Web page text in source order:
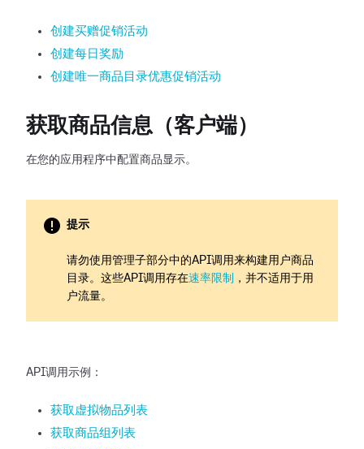
创建买赠促销活动
创建每日奖励
创建唯一商品目录优惠促销活动
获取商品信息（客户端）
在您的应用程序中配置商品显示。
提示
请勿使用管理子部分中的API调用来构建用户商品
目录。这些API调用存在速率限制
，并不适用于用
户流量。
API调用示例：
获取虚拟物品列表
获取商品组列表